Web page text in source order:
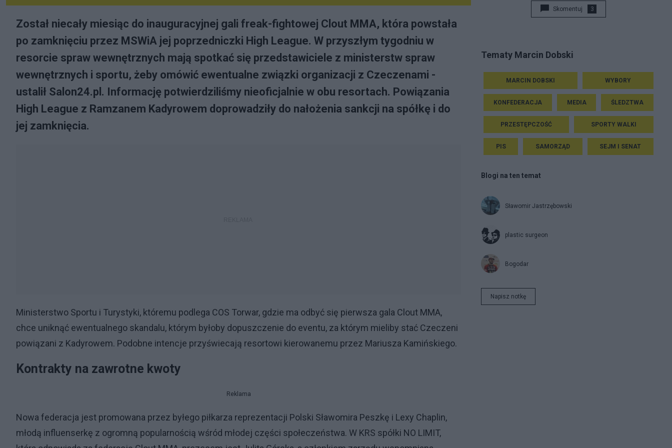
Został niecały miesiąc do inauguracyjnej gali freak-fightowej Clout MMA, która powstała
po zamknięciu przez MSWiA jej poprzedniczki High League. W przyszłym tygodniu w
resorcie spraw wewnętrznych mają spotkać się przedstawiciele z ministerstw spraw
wewnętrznych i sportu, żeby omówić ewentualne związki organizacji z Czeczenami -
ustalił Salon24.pl. Informację potwierdziliśmy nieoficjalnie w obu resortach. Powiązania
High League z Ramzanem Kadyrowem doprowadziły do nałożenia sankcji na spółkę i do
jej zamknięcia.
Ministerstwo Sportu i Turystyki, któremu podlega COS Torwar, gdzie ma odbyć się pierwsza gala Clout MMA,
chce uniknąć ewentualnego skandalu, którym byłoby dopuszczenie do eventu, za którym mieliby stać Czeczeni
powiązani z Kadyrowem. Podobne intencje przyświecają resortowi kierowanemu przez Mariusza Kamińskiego.
Kontrakty na zawrotne kwoty
Reklama
Nowa federacja jest promowana przez byłego piłkarza reprezentacji Polski Sławomira Peszkę i Lexy Chaplin,
młodą influenserkę z ogromną popularnością wśród młodej części społeczeństwa. W KRS spółki NO LIMIT,
Skomentuj 3
Tematy Marcin Dobski
MARCIN DOBSKI WYBORY
KONFEDERACJA MEDIA ŚLEDZTWA
PRZESTĘPCZOŚĆ SPORTY WALKI
PIS SAMORZĄD SEJM I SENAT
Blogi na ten temat
Sławomir Jastrzębowski
plastic surgeon
Bogodar
Napisz notkę